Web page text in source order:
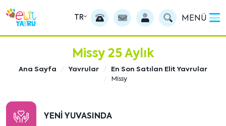
TR MENÜ
Missy 25 Aylık
Ana Sayfa Yavrular
En Son Satılan Elit Yavrular
Missy
YENI YUVASINDA